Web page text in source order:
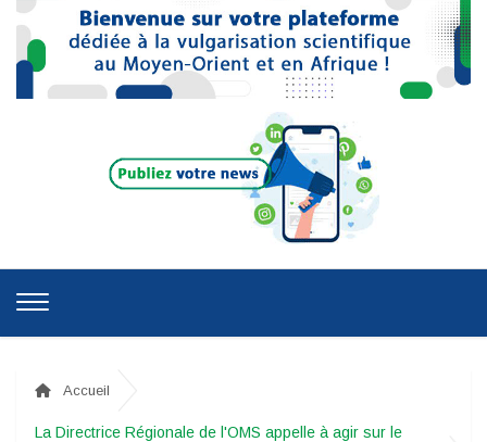
Accueil
La Directrice Régionale de l'OMS appelle à agir sur le